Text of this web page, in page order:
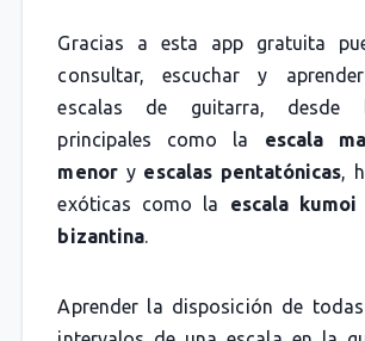
Gracias a esta app gratuita
consultar, escuchar y
escalas de guitarra, desde
principales como la escala
menory escalas pentatónicas,
exóticas como la escala kumoi
bizantina.
Aprender la disposición de